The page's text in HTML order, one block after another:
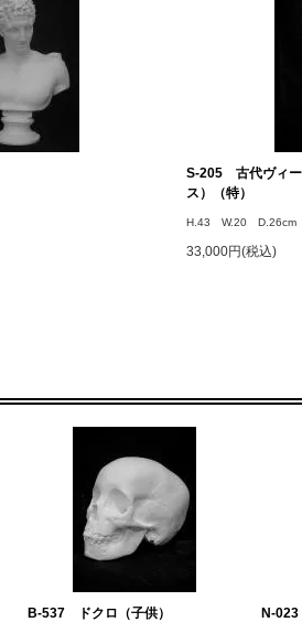
S-205 古代ヴィー
ス）（特）
H.43 W.20 D.26cm
33,000円(税込)
B-537 ドクロ（子供） N-